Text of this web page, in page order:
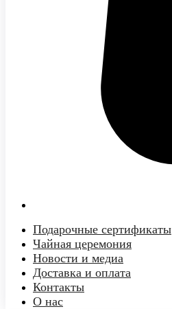
Подарочные сертификаты
Чайная церемония
Новости и медиа
Доставка и оплата
Контакты
О нас